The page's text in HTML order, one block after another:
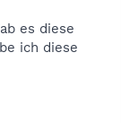
es diese
ich diese